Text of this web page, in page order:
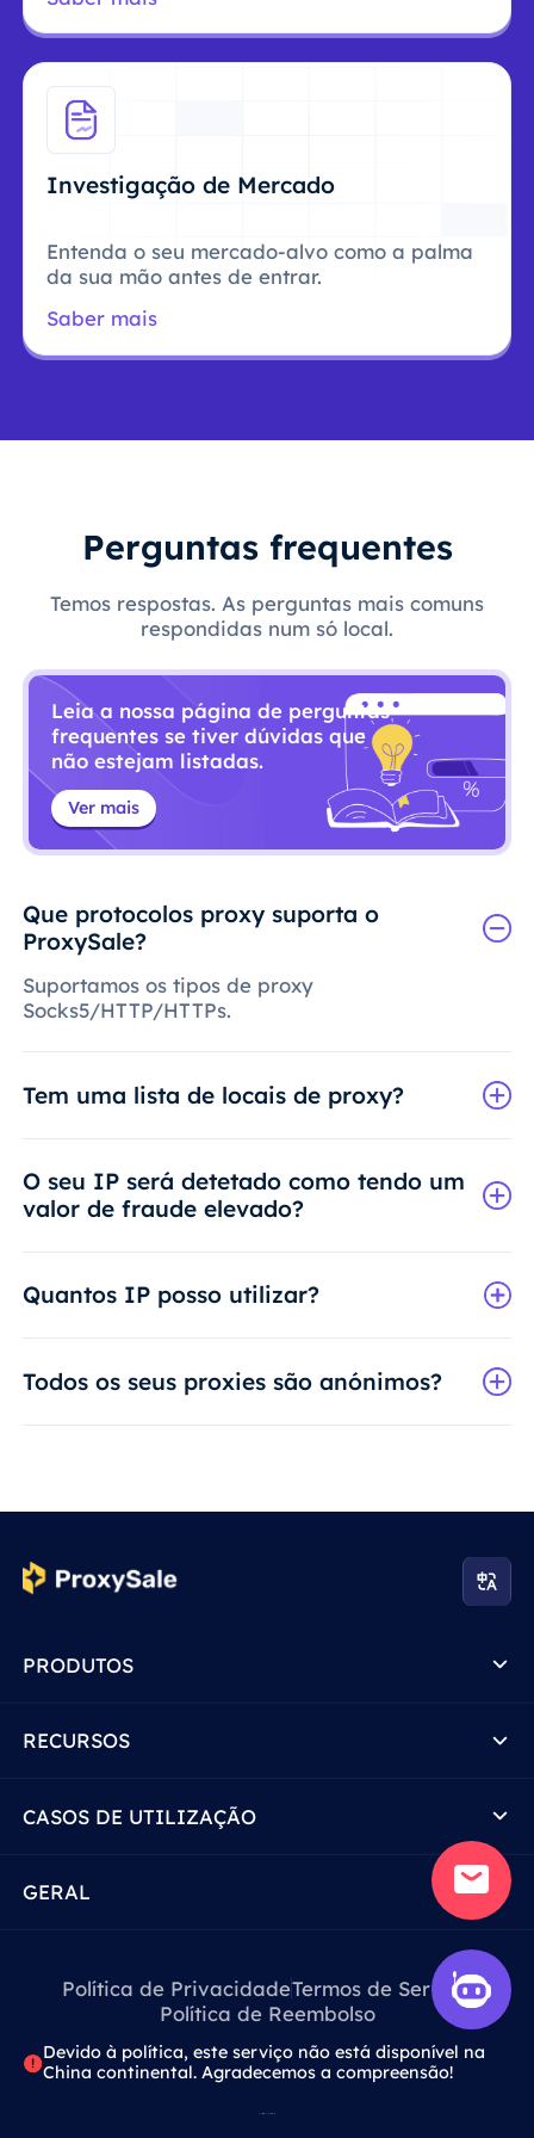
Investigação de Mercado
Entenda o seu mercado-alvo como a palma
da sua mão antes de entrar.
Saber mais
Perguntas frequentes
Temos respostas. As perguntas mais comuns
respondidas num só local.
Leia a nossa página de perguntas
frequentes se tiver dúvidas que
não estejam listadas.
Ver mais
Que protocolos proxy suporta o
ProxySale?
Suportamos os tipos de proxy
Socks5/HTTP/HTTPs.
Tem uma lista de locais de proxy?
O seu IP será detetado como tendo um
valor de fraude elevado?
Quantos IP posso utilizar?
Todos os seus proxies são anónimos?
PRODUTOS
RECURSOS
CASOS DE UTILIZAÇÃO
GERAL
Política de PrivacidadeTermos de Serviço
Política de Reembolso
Devido à política, este serviço não está disponível na
China continental. Agradecemos a compreensão!